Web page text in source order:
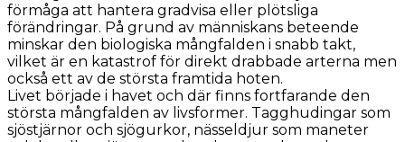
förmåga att hantera gradvisa eller plötsliga
förändringar. På grund av människans beteende
minskar den biologiska mångfalden i snabb takt,
vilket är en katastrof för direkt drabbade arterna men
också ett av de största framtida hoten.
Livet började i havet och där finns fortfarande den
största mångfalden av livsformer. Tagghudingar som
sjöstjärnor och sjögurkor, nässeldjur som maneter